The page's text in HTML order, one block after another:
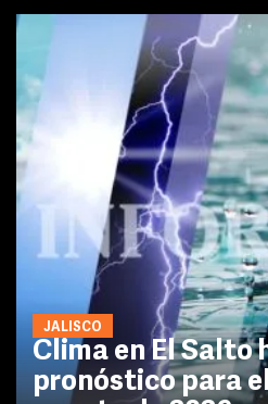
JALISCO
Clima en El Salto
pronóstico para